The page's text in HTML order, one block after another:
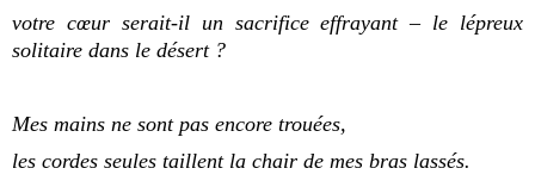
votre cœur serait-il un sacrifice effrayant – le lépreux
solitaire dans le désert ?
Mes mains ne sont pas encore trouées,
les cordes seules taillent la chair de mes bras lassés.